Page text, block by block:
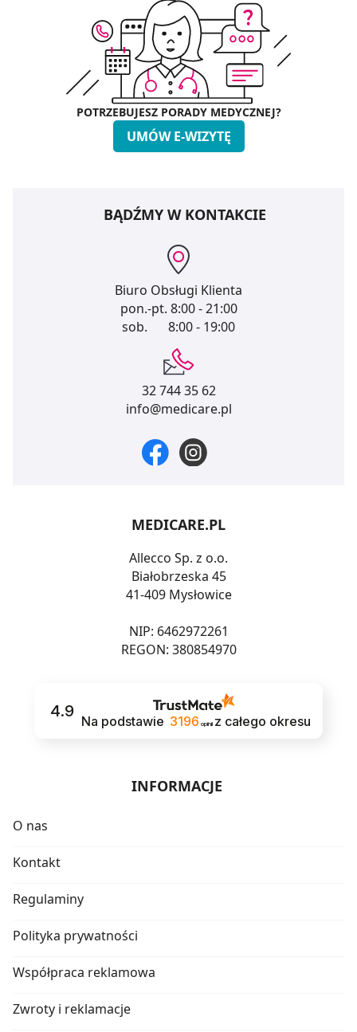
POTRZEBUJESZ PORADY MEDYCZNEJ?
UMÓW E-WIZYTĘ
BĄDŹMY W KONTAKCIE
Biuro Obsługi Klienta
pon.-pt. 8:00 - 21:00
sob.
8:00 - 19:00
32 744 35 62
info@medicare.pl
MEDICARE.PL
Allecco Sp. z o.o.
Białobrzeska 45
41-409 Mysłowice
NIP: 6462972261
REGON: 380854970
4.9
Na podstawie 3196 opinii z całego okresu
INFORMACJE
O nas
Kontakt
Regulaminy
Polityka prywatności
Współpraca reklamowa
Zwroty i reklamacje